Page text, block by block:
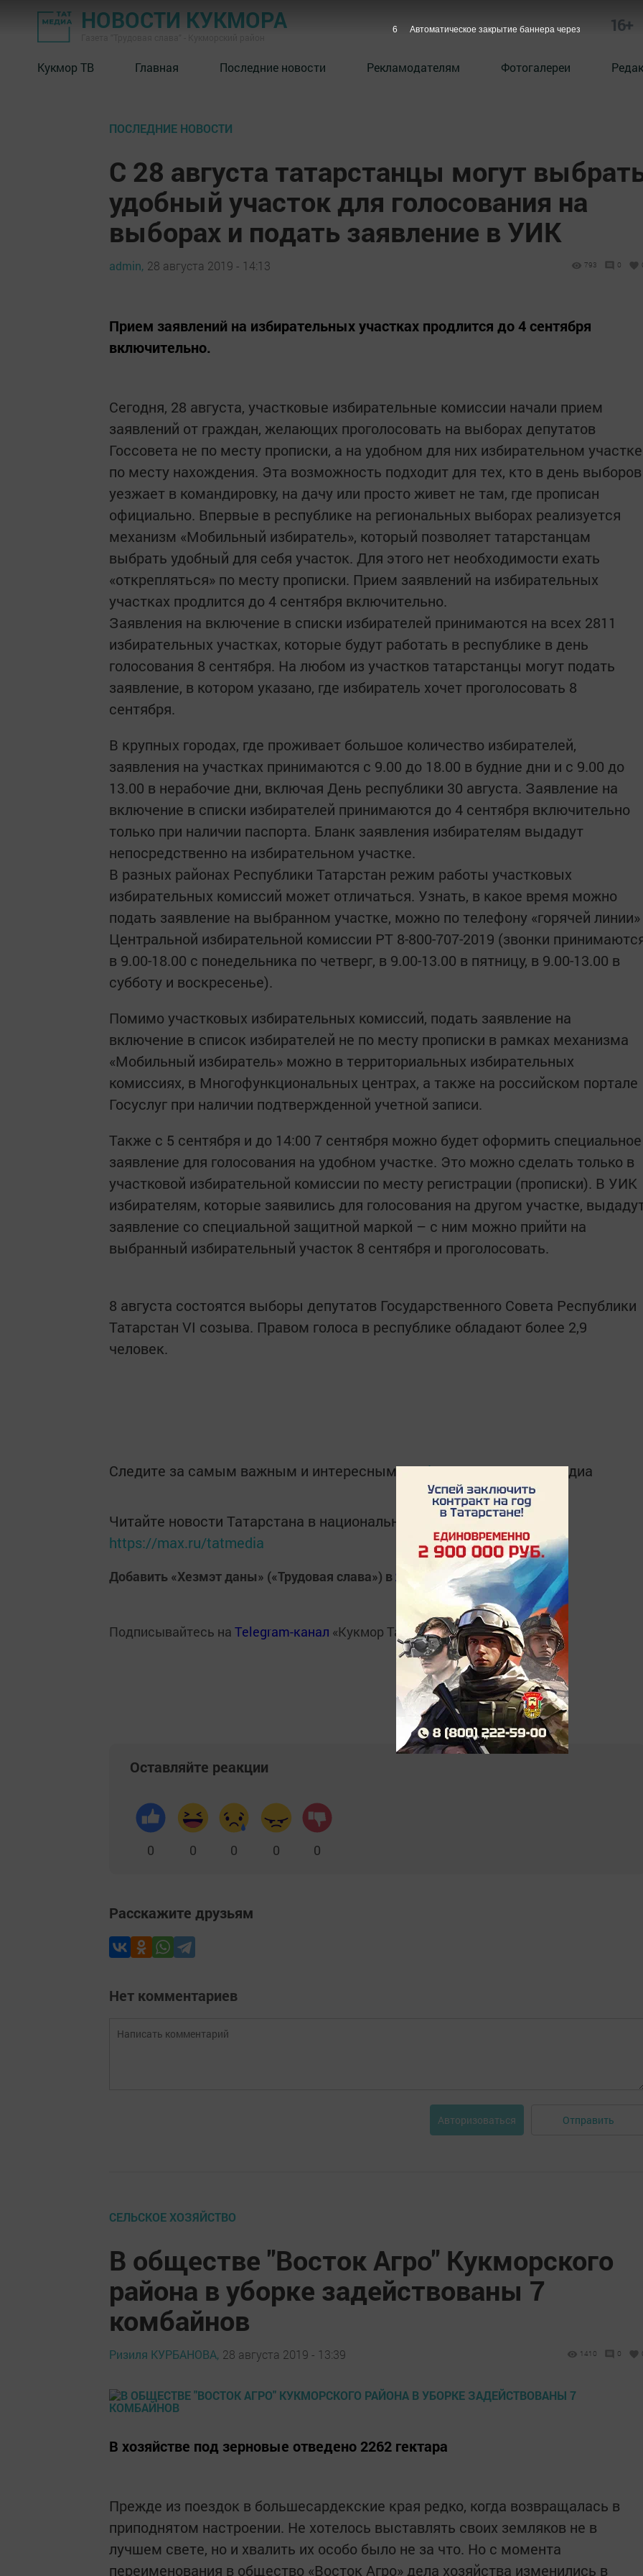
НОВОСТИ КУКМОРА 16+
Кукмор ТВ Главная Последние новости Рекламодателям Фотогалереи
ПОСЛЕДНИЕ НОВОСТИ
С 28 августа татарстанцы могут
удобный участок для голосования на
выборах и подать заявление в УИК
admin, 28 августа 2019 - 14:13 793 0
Прием заявлений на избирательных участках продлится до 4 сентября
включительно.
Сегодня, 28 августа, участковые избирательные комиссии начали прием
заявлений от граждан, желающих проголосовать на выборах депутатов
Госсовета не по месту прописки, а на удобном для них избирательном участке
по месту нахождения. Эта возможность подходит для тех, кто в день выборов
уезжает в командировку, на дачу или просто живет не там, где прописан
официально. Впервые в республике на региональных выборах реализуется
механизм «Мобильный избиратель», который позволяет татарстанцам
выбрать удобный для себя участок. Для этого нет необходимости ехать
«открепляться» по месту прописки. Прием заявлений на избирательных
участках продлится до 4 сентября включительно.
Заявления на включение в списки избирателей принимаются на всех 2811
избирательных участках, которые будут работать в республике в день
голосования 8 сентября. На любом из участков татарстанцы могут подать
заявление, в котором указано, где избиратель хочет проголосовать 8
сентября.
В крупных городах, где проживает большое количество избирателей,
заявления на участках принимаются с 9.00 до 18.00 в будние дни и с 9.00 до
13.00 в нерабочие дни, включая День республики 30 августа. Заявление на
включение в списки избирателей принимаются до 4 сентября включительно
только при наличии паспорта. Бланк заявления избирателям выдадут
непосредственно на избирательном участке.
В разных районах Республики Татарстан режим работы участковых
избирательных комиссий может отличаться. Узнать, в какое время можно
подать заявление на выбранном участке, можно по телефону «горячей линии»
Центральной избирательной комиссии РТ 8-800-707-2019 (звонки
в 9.00-18.00 с понедельника по четверг, в 9.00-13.00 в пятницу, в 9.00-13.00 в
субботу и воскресенье).
Помимо участковых избирательных комиссий, подать заявление на
включение в список избирателей не по месту прописки в рамках механизма
«Мобильный избиратель» можно в территориальных избирательных
комиссиях, в Многофункциональных центрах, а также на российском портале
Госуслуг при наличии подтвержденной учетной записи.
Также с 5 сентября и до 14:00 7 сентября можно будет оформить специальное
заявление для голосования на удобном участке. Это можно сделать только в
участковой избирательной комиссии по месту регистрации (прописки). В УИК
избирателям, которые заявились для голосования на другом участке,
заявление со специальной защитной маркой – с ним можно прийти на
выбранный избирательный участок 8 сентября и проголосовать.
8 августа состоятся выборы депутатов Государственного Совета Республики
Татарстан VI созыва. Правом голоса в республике обладают более 2,9
человек.
Следите за самым важным и интересным вTelegram-каналеТатмедиа
Читайте новости Татарстана в национальном мессенджере MАХ:
https://max.ru/tatmedia
Добавить «Хезмэт даны» («Трудовая слава») вЯндекс.Новости
Подписывайтесь на Telegram-канал «Кукмор Татарстан»
Оставляйте реакции
0 0 0 0 0
Расскажите друзьям
Нет комментариев
Авторизоваться Отправить
СЕЛЬСКОЕ ХОЗЯЙСТВО
В обществе "Восток Агро" Кукморского
района в уборке задействованы 7
комбайнов
Ризиля КУРБАНОВА, 28 августа 2019 - 13:39 1410 0
В хозяйстве под зерновые отведено 2262 гектара
Прежде из поездок в большесардекские края редко, когда возвращалась в
приподнятом настроении. Не хотелось выставлять своих земляков не в
лучшем свете, но и хвалить их особо было не за что. Но с момента
переименования в общество «Восток Агро» дела хозяйства изменились в
5 Автоматическое закрытие баннера через